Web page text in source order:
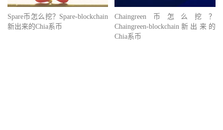
Spare币怎么挖？Spare-blockchain
新出来的Chia系币
Chaingreen币怎么挖？
Chaingreen-blockchain新出来的
Chia系币